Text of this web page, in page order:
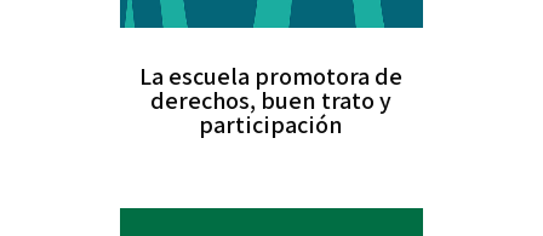
La escuela promotora de
derechos, buen trato y
participación